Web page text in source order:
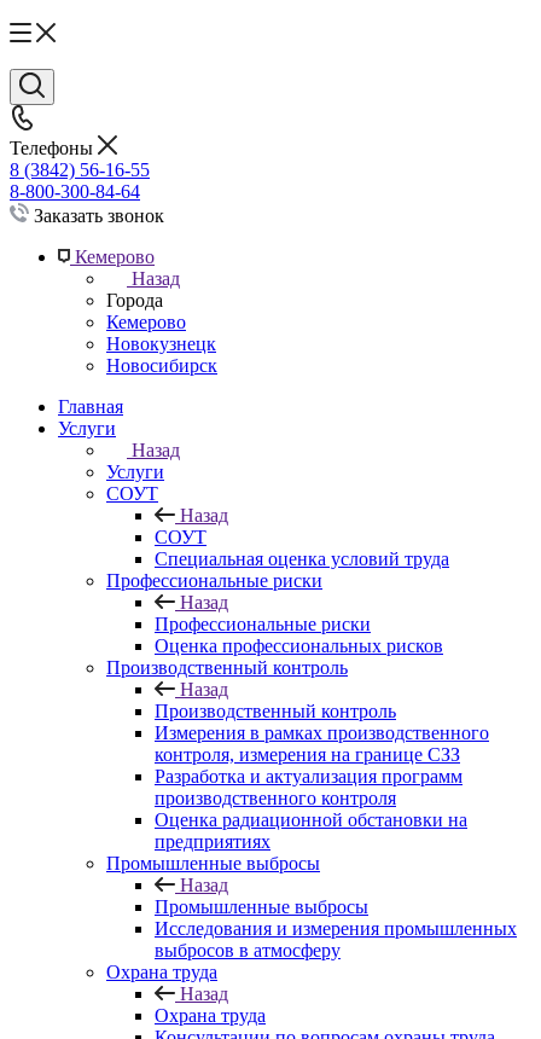
Телефоны
8 (3842) 56-16-55
8-800-300-84-64
Заказать звонок
Кемерово
Назад
Города
Кемерово
Новокузнецк
Новосибирск
Главная
Услуги
Назад
Услуги
СОУТ
Назад
СОУТ
Специальная оценка условий труда
Профессиональные риски
Назад
Профессиональные риски
Оценка профессиональных рисков
Производственный контроль
Назад
Производственный контроль
Измерения в рамках производственного
контроля, измерения на границе СЗЗ
Разработка и актуализация программ
производственного контроля
Оценка радиационной обстановки на
предприятиях
Промышленные выбросы
Назад
Промышленные выбросы
Исследования и измерения промышленных
выбросов в атмосферу
Охрана труда
Назад
Охрана труда